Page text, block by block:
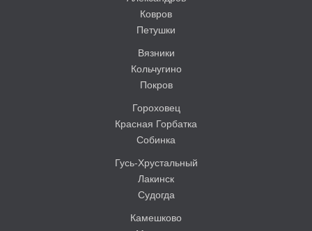
Ковров
Петушки
Вязники
Кольчугино
Покров
Гороховец
Красная Горбатка
Собинка
Гусь-Хрустальный
Лакинск
Судогда
Камешково